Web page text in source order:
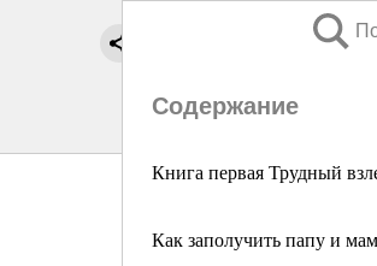
Содержание
Книга первая Трудный
Как заполучить папу и